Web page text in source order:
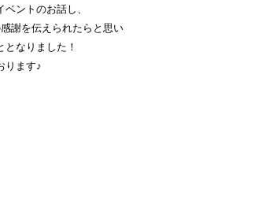
ントのお話し、
謝を伝えられたらと思い
なりました！
ります♪